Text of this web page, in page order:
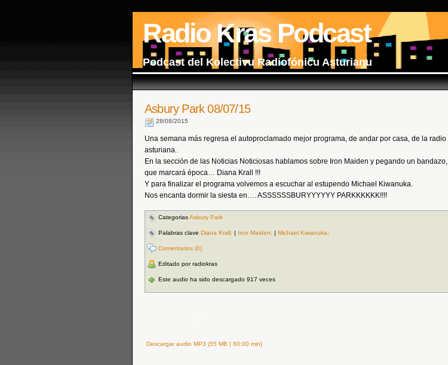
Radio Kras Podcast
Podcast del Kolectivu Radiofónicu Asturianu
Asbury Park 08/07/15
28/08/2015
Una semana más regresa el autoproclamado mejor programa, de andar por casa, de la radio
asturiana.
En la sección de las Noticias Noticiosas hablamos sobre Iron Maiden y pegando un bandazo,
que marcará época… Diana Krall !!!
Y para finalizar el programa volvemos a escuchar al estupendo Michael Kiwanuka.
Nos encanta dormir la siesta en…. ASSSSSSBURYYYYYY PARKKKKKK!!!!
CategoriasAsbury Park
Palabras clave Diana Krall; | Iron Maiden; | Michael Kiwanuka;
Comentarios (0)
Editado por radiokras
Este audio ha sido descargado 917 veces
Descargar audio MP3 (55 MB | 60:00 min)